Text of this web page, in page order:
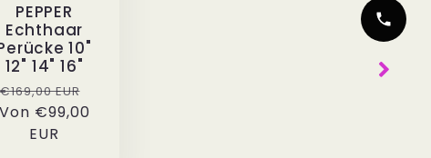
PEPPER
Echthaar
10"
12" 14" 16"
Normaler
Preis
€169,00 EURVerkaufspreis
Von €99,00
EUR